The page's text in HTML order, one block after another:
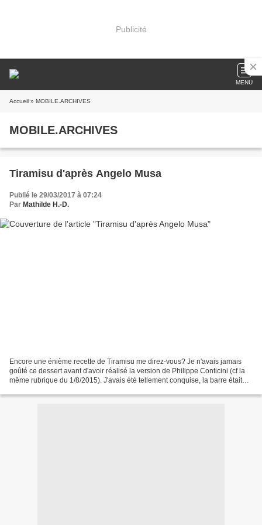
Publicité
MENU
Accueil » MOBILE.ARCHIVES
MOBILE.ARCHIVES
Tiramisu d'après Angelo Musa
Publié le 29/03/2017 à 07:24
Par Mathilde H.-D.
Encore une énième recette de Tiramisu me direz-vous? Je n'avais jamais
goûté ce dessert avant d'avoir réalisé la version de Philippe Conticini (cf la
même rubrique du 1/8/2015). J'avais été tellement conquise, la barre était